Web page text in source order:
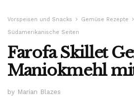
Vorspeisen und Snacks Gemüse Rezepte
Südamerikanische Seiten
Farofa Skillet
Maniokmehl
by Marian Blazes